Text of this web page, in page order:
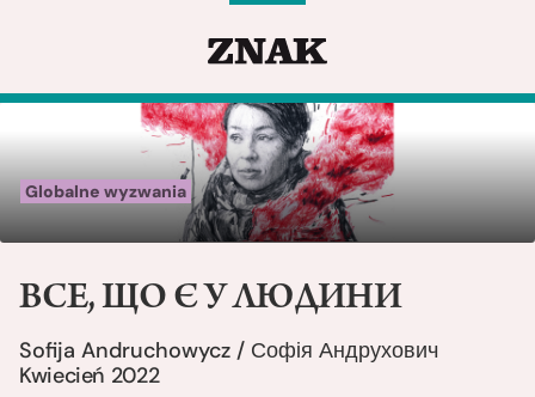
Globalne wyzwania
ВСЕ, ЩО Є У ЛЮДИНИ
Sofija Andruchowycz / Софія Андрухович
Kwiecień 2022